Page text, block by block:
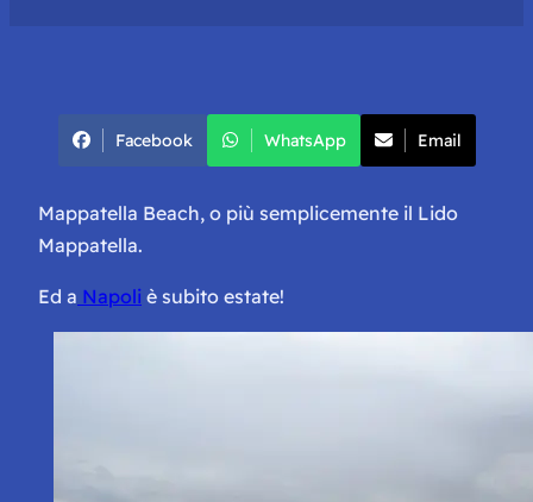
Facebook WhatsApp Email
Mappatella Beach, o più semplicemente il Lido
Mappatella.
Ed a Napoli è subito estate!